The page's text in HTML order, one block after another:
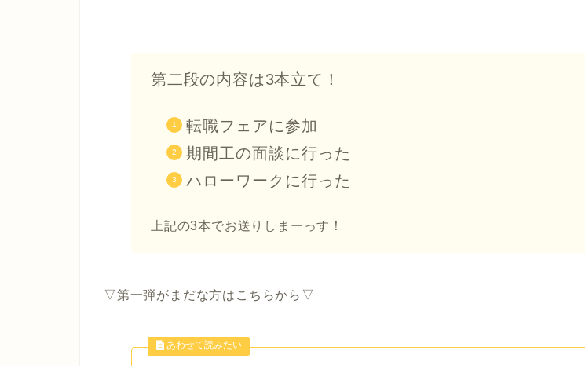
第二段の内容は3本立て！
転職フェアに参加
期間工の面談に行った
ハローワークに行った
上記の3本でお送りしまーっす！
▽第一弾がまだな方はこちらから▽